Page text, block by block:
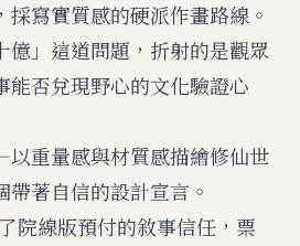
寫實質感的硬派作畫路線。
億」這道問題，折射的是觀眾
能否兌現野心的文化驗證心
重量感與材質感描繪修仙世
著自信的設計宣言。
院線版預付的敘事信任，票